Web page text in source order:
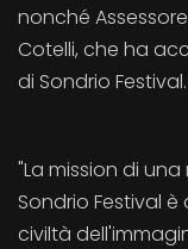
nonché
Cotelli, che ha
di Sondrio Festival.
"La mission di
Sondrio Festival
civiltà